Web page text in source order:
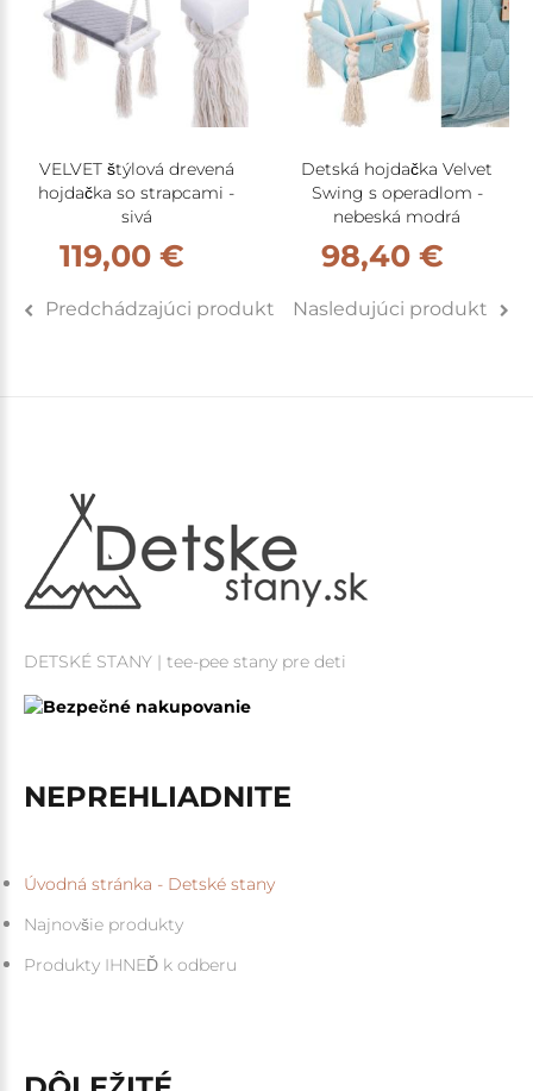
VELVET štýlová drevená
hojdačka so strapcami -
sivá
119,00 €
Detská hojdačka Velvet
Swing s operadlom -
nebeská modrá
98,40 €
Predchádzajúci produkt Nasledujúci produkt
DETSKÉ STANY | tee-pee stany pre deti
NEPREHLIADNITE
Úvodná stránka - Detské stany
Najnovšie produkty
Produkty IHNEĎ k odberu